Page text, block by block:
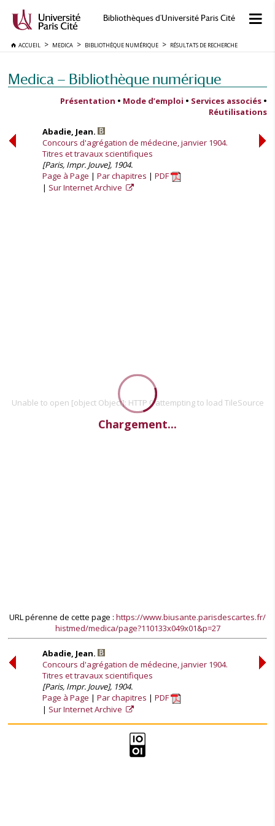
Bibliothèques d'Université Paris Cité
ACCUEIL MEDICA BIBLIOTHÈQUE NUMÉRIQUE RÉSULTATS DE RECHERCHE
Medica — Bibliothèque numérique
Présentation • Mode d’emploi • Services associés •
Réutilisations
Abadie, Jean.
Concours d'agrégation de médecine, janvier 1904.
Titres et travaux scientifiques
[Paris, Impr. Jouve], 1904.
Page à Page
Par chapitres
PDF
Sur Internet Archive
Unable to open [object Object]: HTTP 0 attempting to load TileSource
Chargement...
URL pérenne de cette page : https://www.biusante.parisdescartes.fr/
histmed/medica/page?110133x049x01&p=27
Abadie, Jean.
Concours d'agrégation de médecine, janvier 1904.
Titres et travaux scientifiques
[Paris, Impr. Jouve], 1904.
Page à Page
Par chapitres
PDF
Sur Internet Archive